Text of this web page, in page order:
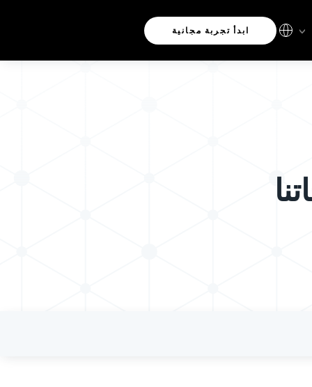
ابدأ تجربة مجانية